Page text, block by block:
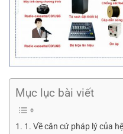
Mục lục bài viết
1. Về căn cứ pháp lý của